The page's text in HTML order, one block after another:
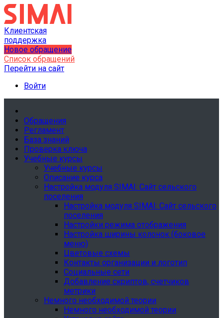
Клиентская
поддержка
Новое обращение
Список обращений
Перейти на сайт
Войти
Обращения
Регламент
База знаний
Проверка ключа
Учебные курсы
Учебные курсы
Описание курса
Настройка модуля SIMAI: Сайт сельского
поселения
Настройка модуля SIMAI: Сайт сельского
поселения
Настройки режима отображения
Настройка ширины колонок (боковое
меню)
Цветовые схемы
Контакты организации и логотип
Социальные сети
Добавление скриптов, счетчиков
метрики
Немного необходимой теории
Немного необходимой теории